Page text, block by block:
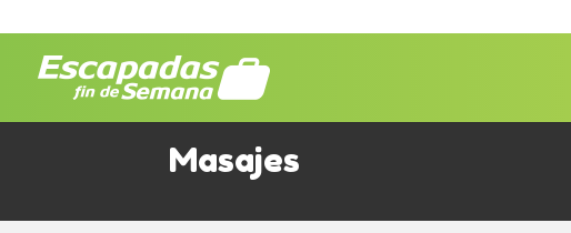
Masajes